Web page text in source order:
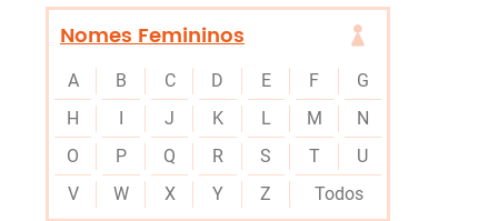
Nomes Femininos
A B C D E F
G
H
I J K L M
N
O
P Q R S T
U
V
W X Y Z Todos